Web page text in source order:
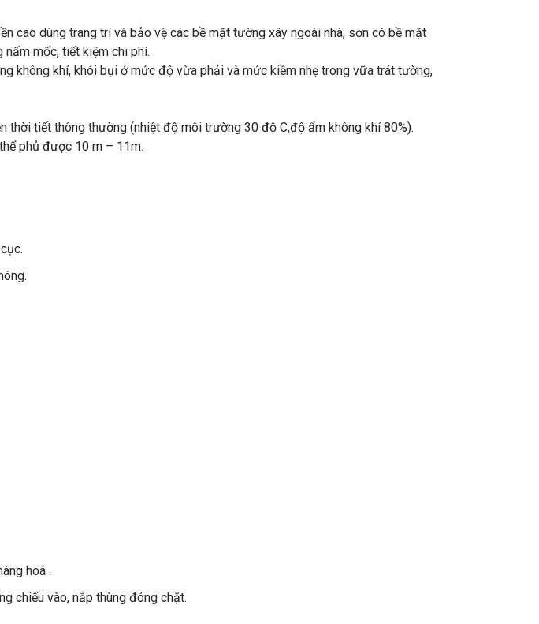
cao dùng trang trí và bảo vệ các bề mặt tường xây ngoài nhà, sơn có bề mặt
mốc, tiết kiệm chi phí.
không khí, khói bụi ở mức độ vừa phải và mức kiềm nhẹ trong vữa trát tường,
thời tiết thông thường (nhiệt độ môi trường 30 độ C,độ ẩm không khí 80%).
phủ được 10 m – 11m.
hoá .
chiếu vào, nắp thùng đóng chặt.